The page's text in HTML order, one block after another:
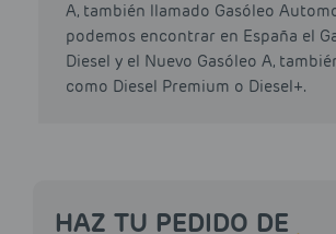
A, también llamado Gasóleo
podemos encontrar en España el
Diesel y el Nuevo Gasóleo A,
como Diesel Premium o Diesel+.
HAZ TU PEDIDO DE